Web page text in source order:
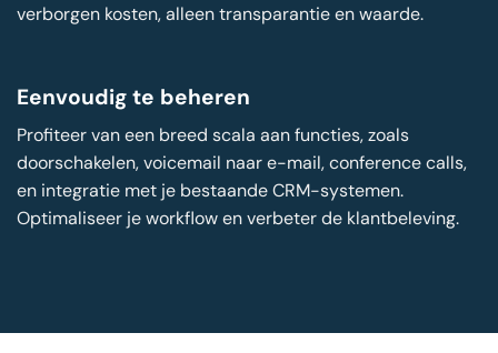
verborgen kosten, alleen transparantie en waarde.
Eenvoudig te beheren
Profiteer van een breed scala aan functies, zoals
doorschakelen, voicemail naar e-mail, conference calls,
en integratie met je bestaande CRM-systemen.
Optimaliseer je workflow en verbeter de klantbeleving.